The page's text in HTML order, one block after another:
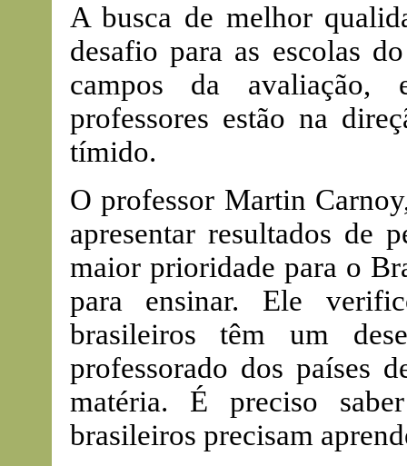
A busca de melhor
desafio para as escolas
campos da avaliação,
professores estão na
tímido.
O professor Martin
apresentar resultados de
maior prioridade para o
para ensinar. Ele
brasileiros têm um
professorado dos países
matéria. É preciso
brasileiros precisam